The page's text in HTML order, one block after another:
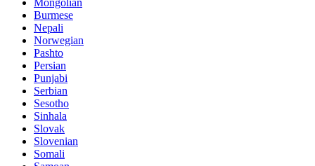
Burmese
Nepali
Norwegian
Pashto
Persian
Punjabi
Serbian
Sesotho
Sinhala
Slovak
Slovenian
Somali